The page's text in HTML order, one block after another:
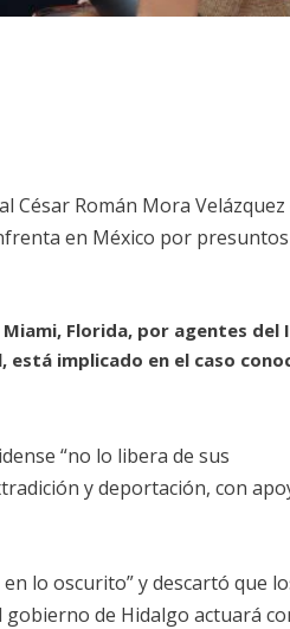
César Román Mora Velázquez
en México por
Florida, por agentes del
implicado en el caso
“no lo libera de sus
y deportación, con
lo oscurito” y descartó que
de Hidalgo actuará